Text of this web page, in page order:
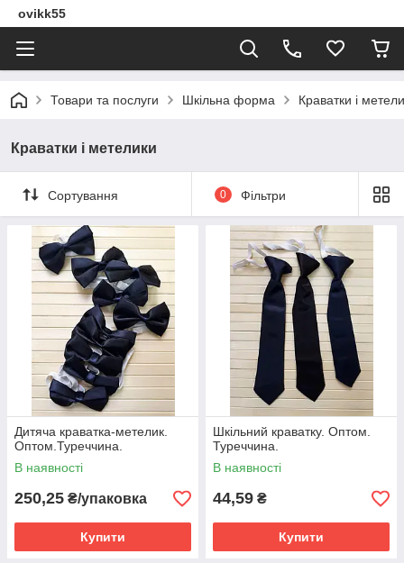
ovikk55
Товари та послуги Шкільна форма Краватки і
Краватки і метелики
Сортування 0 Фільтри
Дитяча краватка-метелик.
Оптом.Туреччина.
В наявності
250,25 ₴/упаковка
Купити
Шкільний краватку. Оптом.
Туреччина.
В наявності
44,59 ₴
Купити